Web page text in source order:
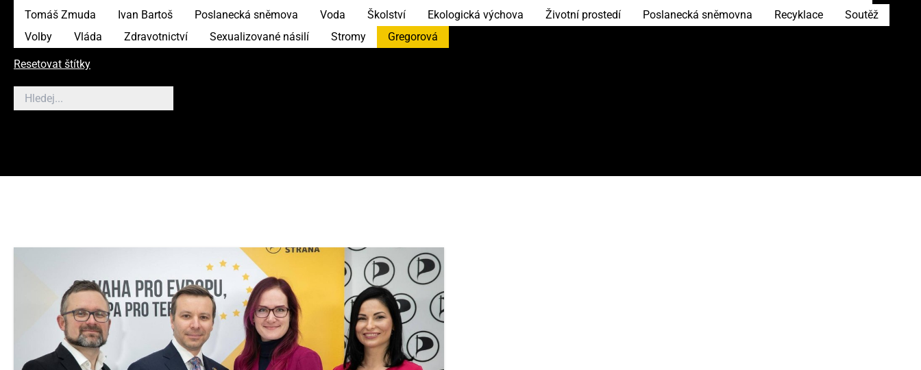
Tomáš Zmuda
Ivan Bartoš Poslanecká sněmova Voda Školství Ekologická výchova Životní prostedí Poslanecká sněmovna Recyklace
Soutěž
Volby
Vláda Zdravotnictví Sexualizované násilí Stromy Gregorová
Resetovat štítky